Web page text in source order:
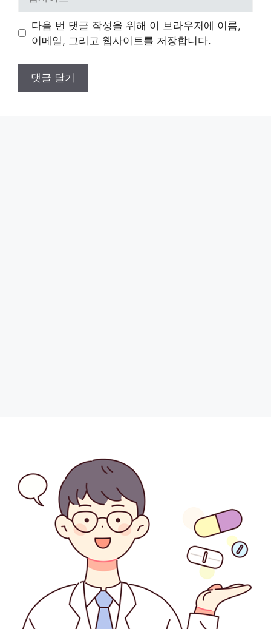
트
다음 번 댓글 작성을 위해 이 브라우저에 이름,
이메일, 그리고 웹사이트를 저장합니다.